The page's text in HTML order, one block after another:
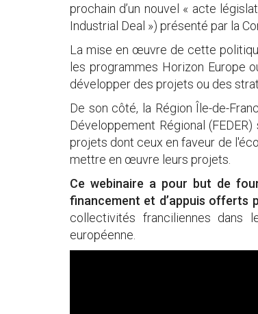
prochain d’un nouvel « acte
Industrial Deal ») présenté par la
La mise en œuvre de cette
les programmes Horizon Europe
développer des projets ou des
De son côté, la Région Île-de-
Développement Régional
projets dont ceux en faveur de
mettre en œuvre leurs projets.
Ce webinaire a pour but de
financement et d’appuis offerts
collectivités franciliennes dans
européenne.